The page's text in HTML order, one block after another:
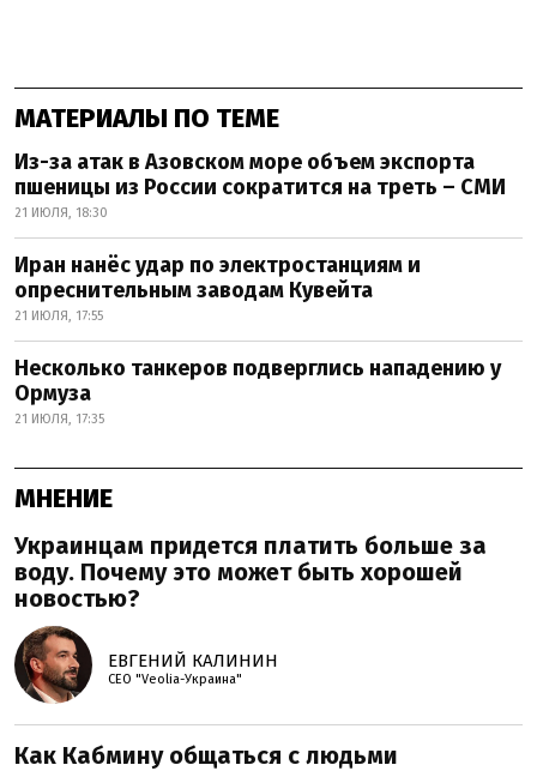
МАТЕРИАЛЫ ПО ТЕМЕ
Из-за атак в Азовском море объем экспорта
пшеницы из России сократится на треть – СМИ
21 ИЮЛЯ, 18:30
Иран нанёс удар по электростанциям и
опреснительным заводам Кувейта
21 ИЮЛЯ, 17:55
Несколько танкеров подверглись нападению у
Ормуза
21 ИЮЛЯ, 17:35
МНЕНИЕ
Украинцам придется платить больше за
воду. Почему это может быть хорошей
новостью?
ЕВГЕНИЙ КАЛИНИН
СЕО "Veolia-Украина"
Как Кабмину общаться с людьми